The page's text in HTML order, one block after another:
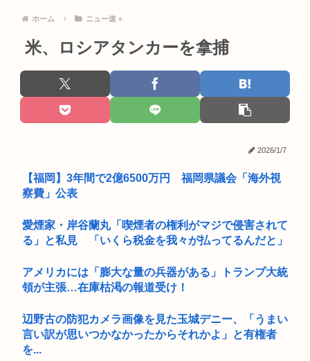
ホーム ニュー速＋
米、ロシアタンカーを拿捕
2026/1/7
【福岡】3年間で2億6500万円 福岡県議会「海外視
察費」公表
愛煙家・岸谷蘭丸「喫煙者の権利がマジで侵害されて
る」と私見 「いくら税金を我々が払ってるんだと」
アメリカには「膨大な量の兵器がある」トランプ大統
領が主張…在庫枯渇の報道受け！
辺野古の防犯カメラ画像を見た玉城デニー、「うまい
言い訳が思いつかなかったからそれかよ」と有権者
を...